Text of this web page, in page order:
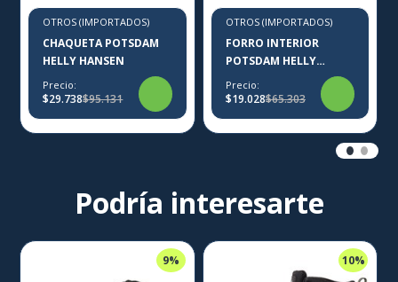
OTROS (IMPORTADOS)
CHAQUETA POTSDAM
HELLY HANSEN
Precio:
$29.738$95.131
OTROS (IMPORTADOS)
FORRO INTERIOR
POTSDAM HELLY
HANSEN
Precio:
$19.028$65.303
Podría interesarte
9% 10%